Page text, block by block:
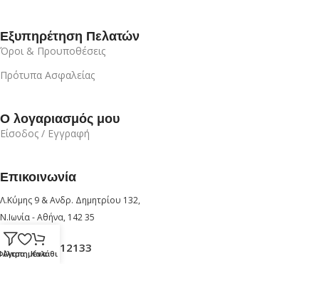
Εξυπηρέτηση Πελατών
Όροι & Προυποθέσεις
Πρότυπα Ασφαλείας
Ο λογαριασμός μου
Είσοδος / Εγγραφή
Επικοινωνία
Λ.Κύμης 9 & Ανδρ. Δημητρίου 132,
Ν.Ιωνία - Αθήνα, 142 35
+30 210 6912133
Αγαπημένα
Καλάθι